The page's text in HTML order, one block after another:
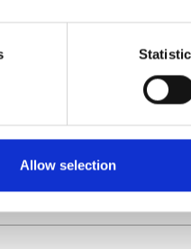
Allow selection
kunt u via
te beantwoorden.